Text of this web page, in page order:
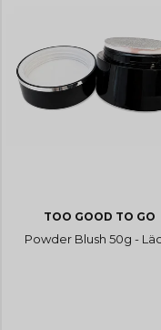
TOO GOOD TO GO
Powder Blush 50g -